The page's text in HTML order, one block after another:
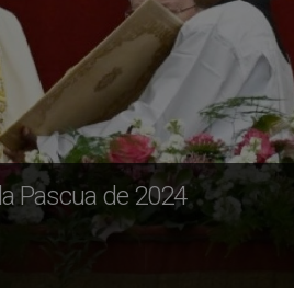
Pascua de 2024